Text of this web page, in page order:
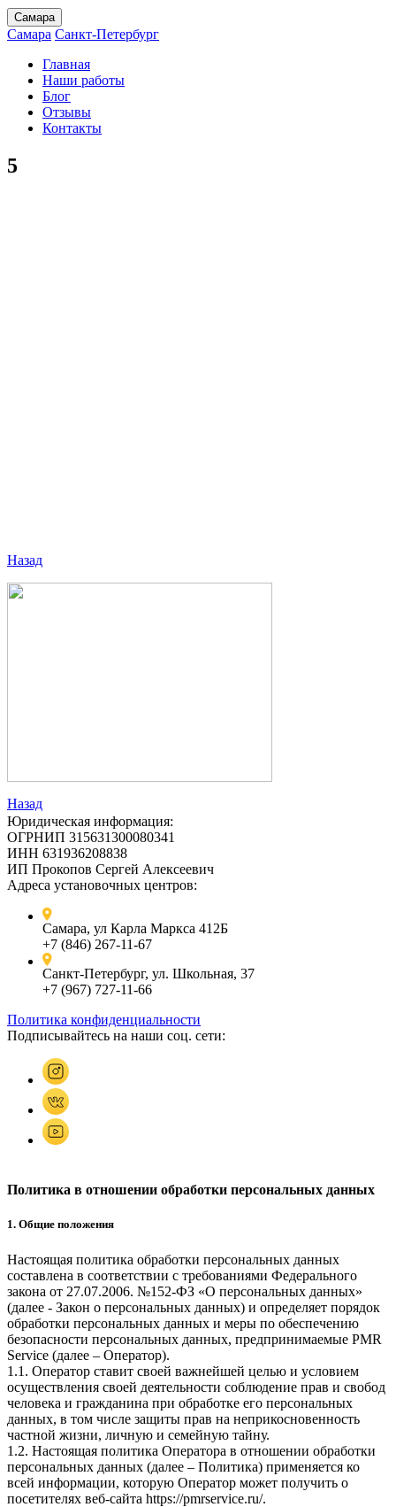
Самара
Самара Санкт-Петербург
Главная
Наши работы
Блог
Отзывы
Контакты
5
Назад
Назад
Юридическая информация:
ОГРНИП 315631300080341
ИНН 631936208838
ИП Прокопов Сергей Алексеевич
Адреса установочных центров:
Самара, ул Карла Маркса 412Б
+7 (846) 267-11-67
Санкт-Петербург, ул. Школьная, 37
+7 (967) 727-11-66
Политика конфиденциальности
Подписывайтесь на наши соц. сети:
Политика в отношении обработки персональных данных
1. Общие положения
Настоящая политика обработки персональных данных
составлена в соответствии с требованиями Федерального
закона от 27.07.2006. №152-ФЗ «О персональных данных»
(далее - Закон о персональных данных) и определяет порядок
обработки персональных данных и меры по обеспечению
безопасности персональных данных, предпринимаемые PMR
Service (далее – Оператор).
1.1. Оператор ставит своей важнейшей целью и условием
осуществления своей деятельности соблюдение прав и свобод
человека и гражданина при обработке его персональных
данных, в том числе защиты прав на неприкосновенность
частной жизни, личную и семейную тайну.
1.2. Настоящая политика Оператора в отношении обработки
персональных данных (далее – Политика) применяется ко
всей информации, которую Оператор может получить о
посетителях веб-сайта https://pmrservice.ru/.